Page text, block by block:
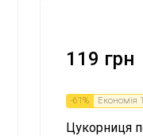
119 грн
-61% Економія
Цукорниця